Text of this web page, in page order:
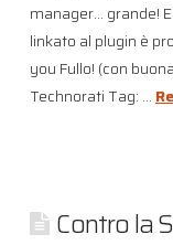
manager… grande!
linkato al plugin è
you Fullo! (con
Technorati Tag: …
Contro la